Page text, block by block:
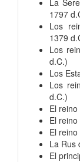
La
1797
Los
1379
Los
d.C.)
Los
Los
d.C.)
El
El
El
La Rus
El